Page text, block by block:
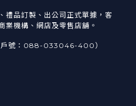
禮品訂製、出公司正式單據，客
業機構、網店及零售店舖。
戶號：088-033046-400）